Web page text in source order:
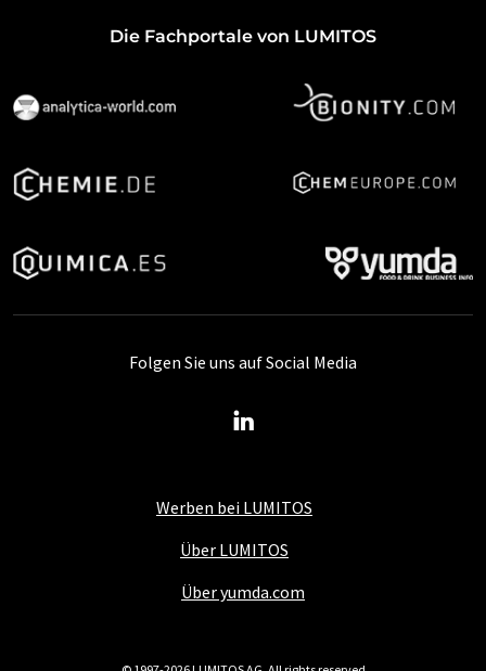
Die Fachportale von LUMITOS
Werben bei LUMITOS
Über LUMITOS
Über yumda.com
Folgen Sie uns auf Social Media